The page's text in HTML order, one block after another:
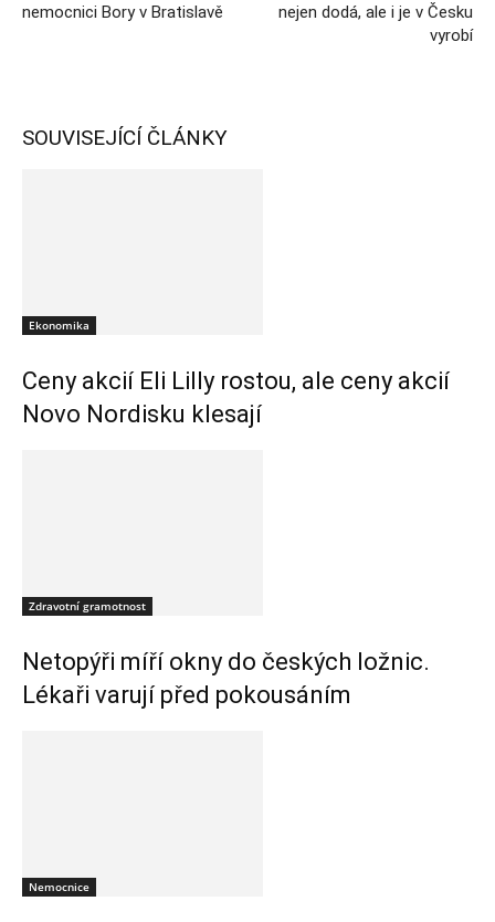
nemocnici Bory v Bratislavě
nejen dodá, ale i je v Česku
vyrobí
SOUVISEJÍCÍ ČLÁNKY
Ekonomika
Ceny akcií Eli Lilly rostou, ale ceny akcií
Novo Nordisku klesají
Zdravotní gramotnost
Netopýři míří okny do českých ložnic.
Lékaři varují před pokousáním
Nemocnice